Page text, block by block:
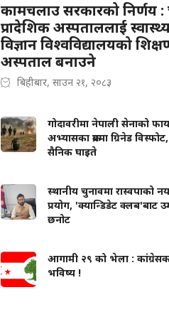
कामचलाउ सरकारको निर्णय :
प्रादेशिक अस्पताललाई
विज्ञान विश्वविद्यालयको
अस्पताल बनाउने
बिहीबार, साउन २१, २०८३
गोदावरीमा नेपाली सेनाको
अभ्यासका क्रममा ग्रिनेड
सैनिक घाइते
स्थानीय चुनावमा रास्वपाको
प्रयोग, 'क्यान्डिडेट क्लब'बाट
छनोट
आगामी २९ को भेला :
भविष्य !